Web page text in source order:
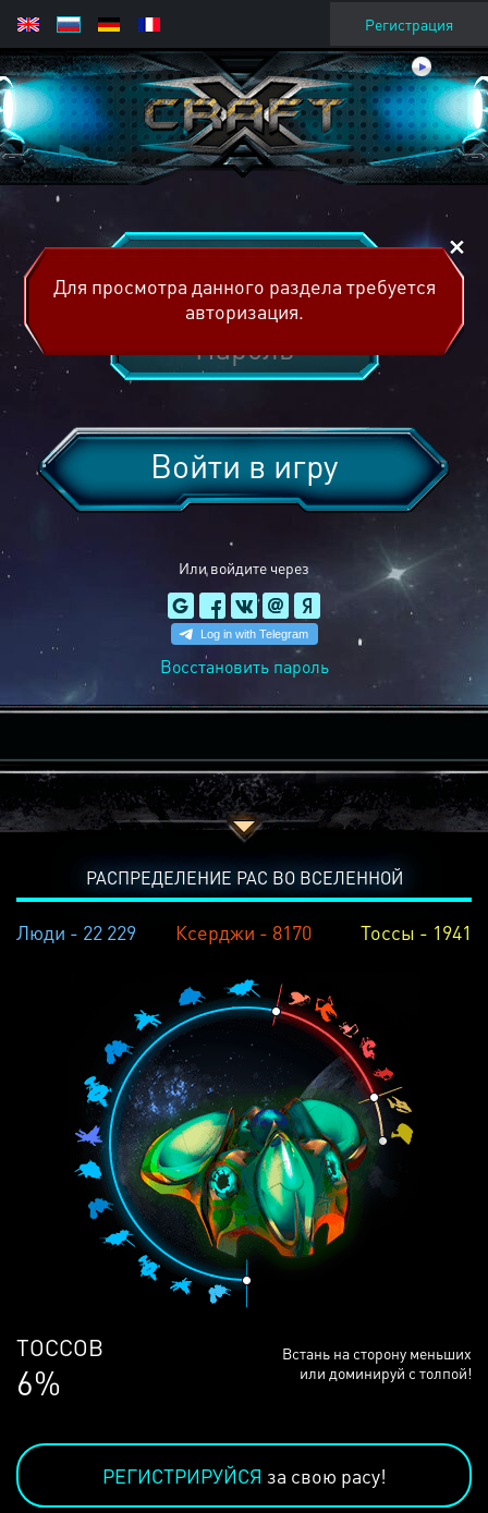
Регистрация
Или войдите через
Войти в игру
Восстановить пароль
Для просмотра данного раздела требуется
авторизация.
РАСПРЕДЕЛЕНИЕ РАС ВО ВСЕЛЕННОЙ
Люди - 22 229 Ксерджи - 8170 Тоссы - 1941
ЛЮДЕЙ
68%
Встань на сторону меньших
или доминируй с толпой!
РЕГИСТРИРУЙСЯ за свою расу!